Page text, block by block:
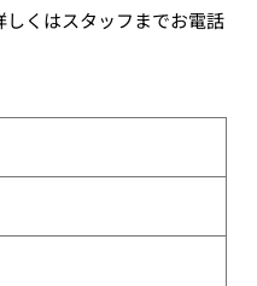
くはスタッフまでお電話